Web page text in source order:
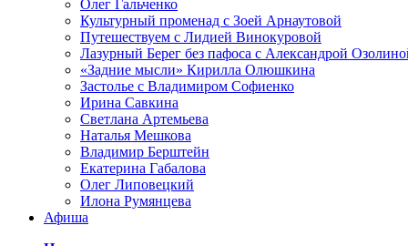
Олег Гальченко
Культурный променад с Зоей Арнаутовой
Путешествуем с Лидией Винокуровой
Лазурный Берег без пафоса с Александрой
«Задние мысли» Кирилла Олюшкина
Застолье с Владимиром Софиенко
Ирина Савкина
Светлана Артемьева
Наталья Мешкова
Владимир Берштейн
Екатерина Габалова
Олег Липовецкий
Илона Румянцева
Афиша